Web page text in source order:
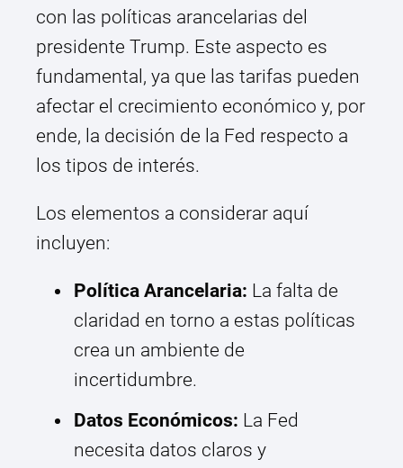
con las políticas arancelarias del
presidente Trump. Este aspecto es
fundamental, ya que las tarifas pueden
afectar el crecimiento económico y, por
ende, la decisión de la Fed respecto a
los tipos de interés.
Los elementos a considerar aquí
incluyen:
Política Arancelaria: La falta de
claridad en torno a estas políticas
crea un ambiente de
incertidumbre.
Datos Económicos: La Fed
necesita datos claros y